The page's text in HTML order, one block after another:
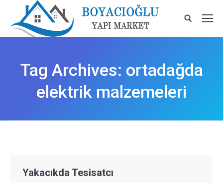
Tag Archives: ortadağda
elektrik malzemeleri
Yakacıkda Tesisatcı